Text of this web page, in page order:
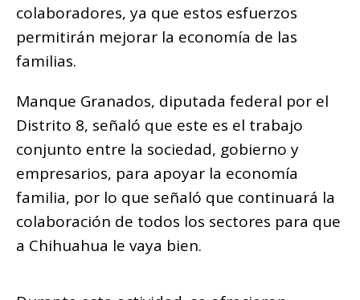
colaboradores, ya que estos esfuerzos
permitirán mejorar la economía de las
familias.
Manque Granados, diputada federal por el
Distrito 8, señaló que este es el trabajo
conjunto entre la sociedad, gobierno y
empresarios, para apoyar la economía
familia, por lo que señaló que continuará la
colaboración de todos los sectores para que
a Chihuahua le vaya bien.